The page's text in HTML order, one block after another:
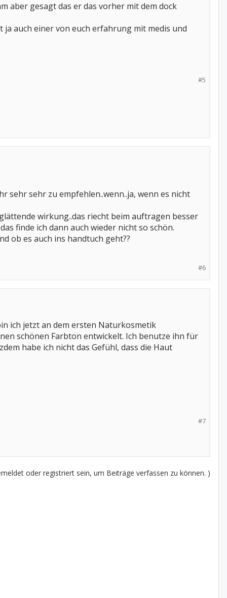
aber gesagt das er das vorher mit dem dock
auch einer von euch erfahrung mit medis und
#5
sehr sehr zu empfehlen..wenn..ja, wenn es nicht
wirkung..das riecht beim auftragen besser
finde ich dann auch wieder nicht so schön.
ob es auch ins handtuch geht??
#6
ich jetzt an dem ersten Naturkosmetik
schönen Farbton entwickelt. Ich benutze ihn für
habe ich nicht das Gefühl, dass die Haut
#7
oder registriert sein, um Beiträge verfassen zu können. )